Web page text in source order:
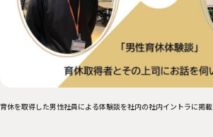
育休を取得した男性社員による体験談を社内の社内イントラに掲載